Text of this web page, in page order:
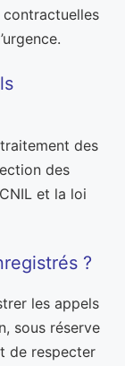
des
des
et la loi
?
les appels
sous réserve
de respecter